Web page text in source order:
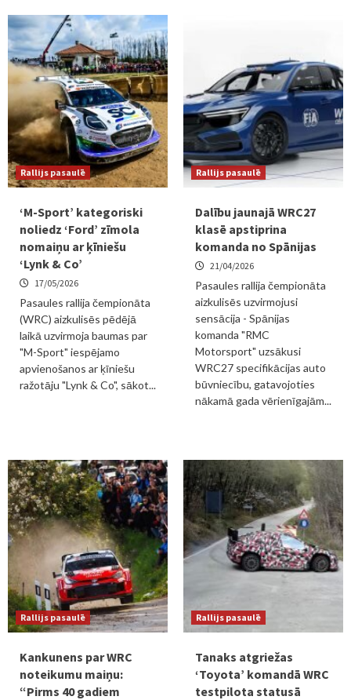
Rallijs pasaulē
‘M-Sport’ kategoriski
noliedz ‘Ford’ zīmola
nomaiņu ar ķīniešu
‘Lynk & Co’
17/05/2026
Pasaules rallija čempionāta
(WRC) aizkulisēs pēdējā
laikā uzvirmoja baumas par
"M-Sport" iespējamo
apvienošanos ar ķīniešu
ražotāju "Lynk & Co", sākot...
Rallijs pasaulē
Dalību jaunajā WRC27
klasē apstiprina
komanda no Spānijas
21/04/2026
Pasaules rallija čempionāta
aizkulisēs uzvirmojusi
sensācija - Spānijas
komanda "RMC
Motorsport" uzsākusi
WRC27 specifikācijas auto
būvniecību, gatavojoties
nākamā gada vērienīgajām...
Rallijs pasaulē
Kankunens par WRC
noteikumu maiņu:
“Pirms 40 gadiem
Rallijs pasaulē
Tanaks atgriežas
‘Toyota’ komandā WRC
testpilota statusā